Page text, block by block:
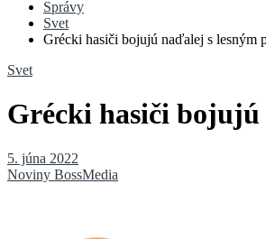
Správy
Svet
Grécki hasiči bojujú naďalej s lesným
Svet
Grécki hasiči bojujú
5. júna 2022
Noviny BossMedia